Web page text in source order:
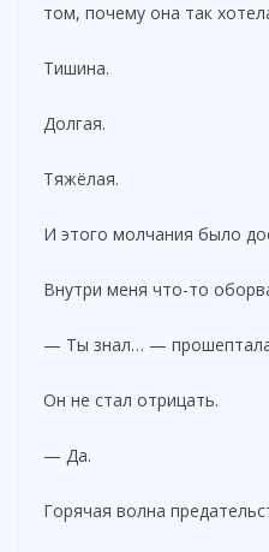
том, почему она так
Тишина.
Долгая.
Тяжёлая.
И этого молчания было
Внутри меня что-то
— Ты знал… —
Он не стал отрицать.
— Да.
Горячая волна